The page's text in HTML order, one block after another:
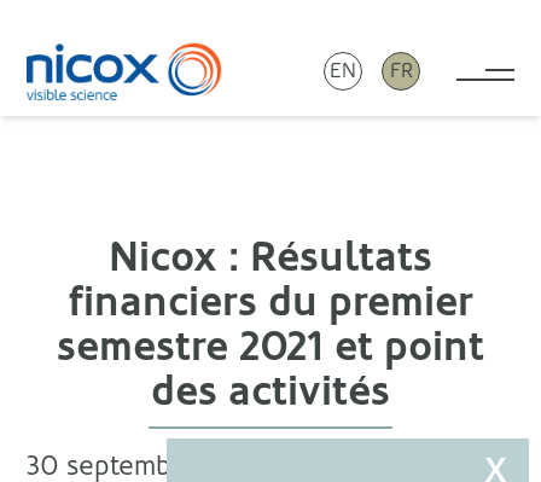
Nicox
EN FR
Nicox : Résultats
financiers du premier
semestre 2021 et point
des activités
30 septembre 2021